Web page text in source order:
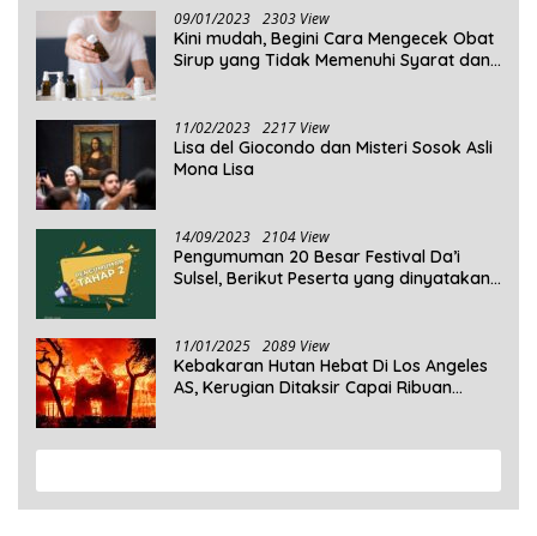
09/01/2023 2303 View
Kini mudah, Begini Cara Mengecek Obat
Sirup yang Tidak Memenuhi Syarat dan
11/02/2023 2217 View
Lisa del Giocondo dan Misteri Sosok Asli
Mona Lisa
14/09/2023 2104 View
Pengumuman 20 Besar Festival Da’i
Sulsel, Berikut Peserta yang dinyatakan
11/01/2025 2089 View
Kebakaran Hutan Hebat Di Los Angeles
AS, Kerugian Ditaksir Capai Ribuan